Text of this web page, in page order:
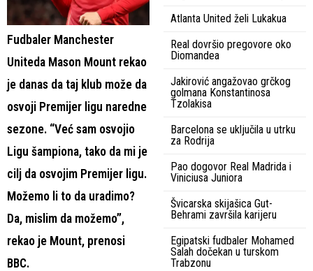
Fudbaler Manchester
Uniteda Mason Mount rekao
je danas da taj klub može da
osvoji Premijer ligu naredne
sezone. “Već sam osvojio
Ligu šampiona, tako da mi je
cilj da osvojim Premijer ligu.
Možemo li to da uradimo?
Da, mislim da možemo”,
rekao je Mount, prenosi
BBC.
Atlanta United želi Lukakua
Real dovršio pregovore oko
Diomandea
Jakirović angažovao grčkog
golmana Konstantinosa
Tzolakisa
Barcelona se uključila u utrku
za Rodrija
Pao dogovor Real Madrida i
Viniciusa Juniora
Švicarska skijašica Gut-
Behrami završila karijeru
Egipatski fudbaler Mohamed
Salah dočekan u turskom
Trabzonu